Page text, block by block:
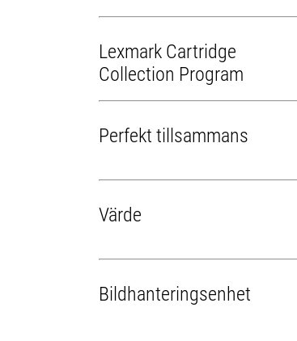
Lexmark Cartridge
Collection Program
Perfekt tillsammans
Värde
Bildhanteringsenhet